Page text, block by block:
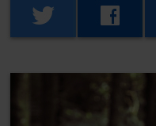
twitter facebook